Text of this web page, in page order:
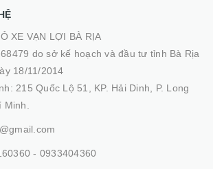
XE VẠN LỢI BÀ RỊA
do sở kế hoạch và đầu tư tỉnh Bà Rịa
18/11/2014
215 Quốc Lộ 51, KP. Hải Dinh, P. Long
- 0933404360